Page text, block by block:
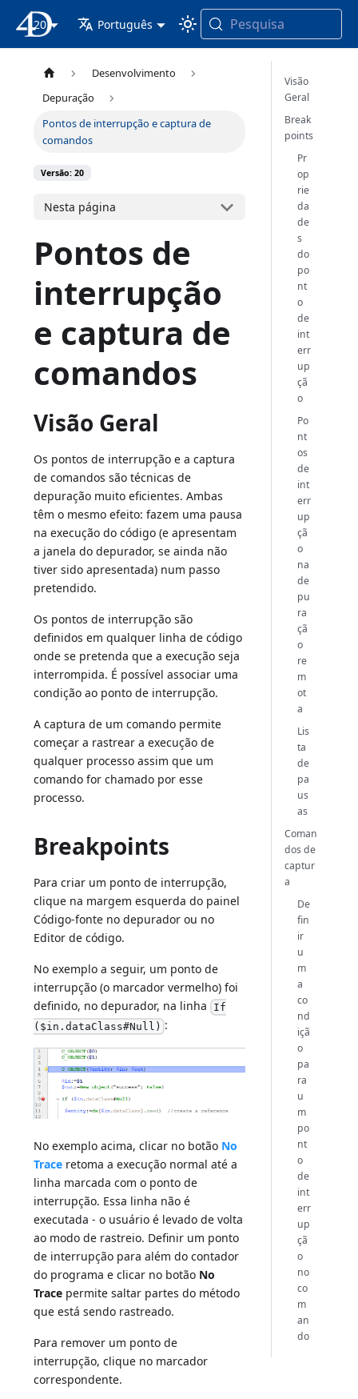
Documentação 4D
20 Português Pesquisa
Desenvolvimento
Depuração
Pontos de interrupção e captura de
comandos
Versão: 20
Nesta página
Pontos de
interrupção
e captura de
comandos
Visão Geral
Os pontos de interrupção e a captura
de comandos são técnicas de
depuração muito eficientes. Ambas
têm o mesmo efeito: fazem uma pausa
na execução do código (e apresentam
a janela do depurador, se ainda não
tiver sido apresentada) num passo
pretendido.
Os pontos de interrupção são
definidos em qualquer linha de código
onde se pretenda que a execução seja
interrompida. É possível associar uma
condição ao ponto de interrupção.
A captura de um comando permite
começar a rastrear a execução de
qualquer processo assim que um
comando for chamado por esse
processo.
Breakpoints
Para criar um ponto de interrupção,
clique na margem esquerda do painel
Código-fonte no depurador ou no
Editor de código.
No exemplo a seguir, um ponto de
interrupção (o marcador vermelho) foi
definido, no depurador, na linha If
($in.dataClass#Null) :
No exemplo acima, clicar no botão No
Trace retoma a execução normal até a
linha marcada com o ponto de
interrupção. Essa linha não é
executada - o usuário é levado de volta
ao modo de rastreio. Definir um ponto
de interrupção para além do contador
do programa e clicar no botão No
Trace permite saltar partes do método
que está sendo rastreado.
Para remover um ponto de
interrupção, clique no marcador
correspondente.
Visão
Geral
Break
points
Pr
op
rie
da
de
s
do
po
nt
o
de
int
err
up
çã
o
Po
nt
os
de
int
err
up
çã
o
na
de
pu
ra
çã
o
re
m
ot
a
Lis
ta
de
pa
us
as
Coman
dos de
captur
a
De
fin
ir
u
m
a
co
nd
içã
o
pa
ra
u
m
po
nt
o
de
int
err
up
çã
o
no
co
m
an
do